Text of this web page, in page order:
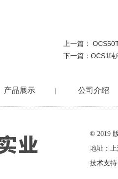
上一篇：
下一篇： OCS1吨
产品展示 | 公司介绍
© 2019
地址：
技术支